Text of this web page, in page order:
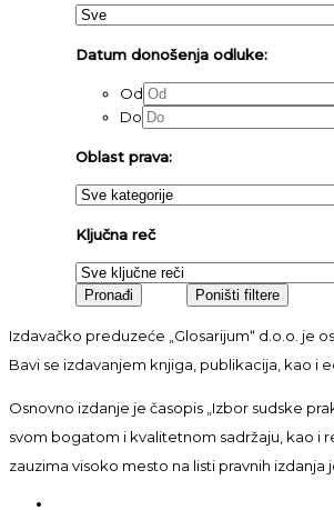
Datum donošenja odluke:
Od
Do
Oblast prava:
Ključna reč
Izdavačko preduzeće „Glosarijum“ d.o.o. je
Bavi se izdavanjem knjiga, publikacija, kao i
Osnovno izdanje je časopis „Izbor sudske
svom bogatom i kvalitetnom sadržaju, kao i
zauzima visoko mesto na listi pravnih izdanja